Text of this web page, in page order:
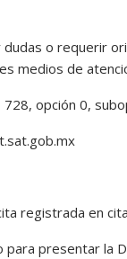
o requerir
medios de
opción 0,
registrada en
presentar la